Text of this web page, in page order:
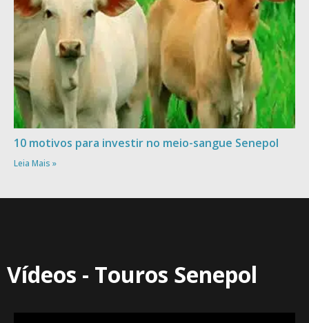
10 motivos para investir no meio-sangue Senepol
Leia Mais »
Vídeos - Touros Senepol